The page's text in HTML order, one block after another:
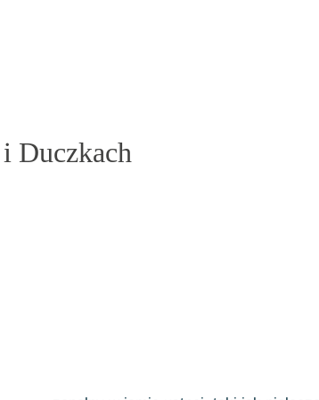
Duczkach